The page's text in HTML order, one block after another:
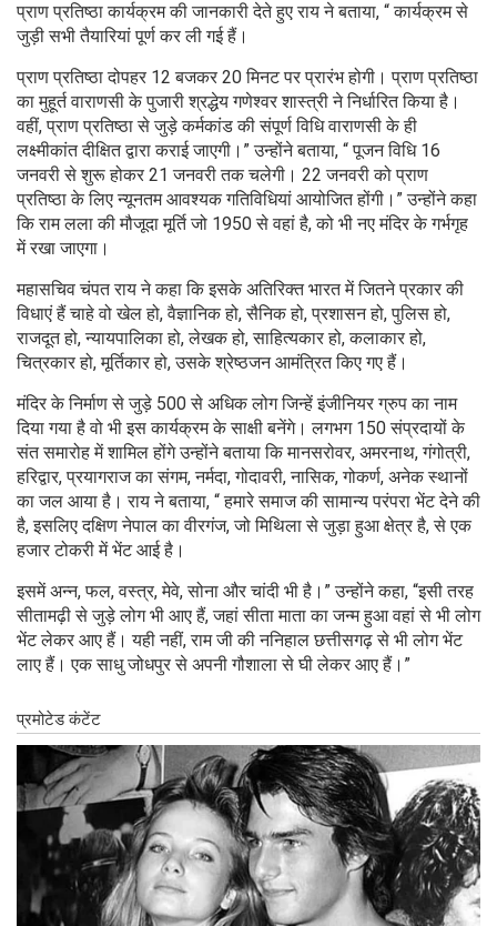
प्राण प्रतिष्ठा कार्यक्रम की जानकारी देते हुए राय ने बताया, “ कार्यक्रम से
जुड़ी सभी तैयारियां पूर्ण कर ली गई हैं।
प्राण प्रतिष्ठा दोपहर 12 बजकर 20 मिनट पर प्रारंभ होगी। प्राण प्रतिष्ठा
का मुहूर्त वाराणसी के पुजारी श्रद्धेय गणेश्वर शास्त्री ने निर्धारित किया है।
वहीं, प्राण प्रतिष्ठा से जुड़े कर्मकांड की संपूर्ण विधि वाराणसी के ही
लक्ष्मीकांत दीक्षित द्वारा कराई जाएगी।” उन्होंने बताया, “ पूजन विधि 16
जनवरी से शुरू होकर 21 जनवरी तक चलेगी। 22 जनवरी को प्राण
प्रतिष्ठा के लिए न्यूनतम आवश्यक गतिविधियां आयोजित होंगी।” उन्होंने कहा
कि राम लला की मौजूदा मूर्ति जो 1950 से वहां है, को भी नए मंदिर के गर्भगृह
में रखा जाएगा।
महासचिव चंपत राय ने कहा कि इसके अतिरिक्त भारत में जितने प्रकार की
विधाएं हैं चाहे वो खेल हो, वैज्ञानिक हो, सैनिक हो, प्रशासन हो, पुलिस हो,
राजदूत हो, न्यायपालिका हो, लेखक हो, साहित्यकार हो, कलाकार हो,
चित्रकार हो, मूर्तिकार हो, उसके श्रेष्ठजन आमंत्रित किए गए हैं।
मंदिर के निर्माण से जुड़े 500 से अधिक लोग जिन्हें इंजीनियर ग्रुप का नाम
दिया गया है वो भी इस कार्यक्रम के साक्षी बनेंगे। लगभग 150 संप्रदायों के
संत समारोह में शामिल होंगे उन्होंने बताया कि मानसरोवर, अमरनाथ, गंगोत्री,
हरिद्वार, प्रयागराज का संगम, नर्मदा, गोदावरी, नासिक, गोकर्ण, अनेक स्थानों
का जल आया है। राय ने बताया, “ हमारे समाज की सामान्य परंपरा भेंट देने की
है, इसलिए दक्षिण नेपाल का वीरगंज, जो मिथिला से जुड़ा हुआ क्षेत्र है, से एक
हजार टोकरी में भेंट आई है।
इसमें अन्न, फल, वस्त्र, मेवे, सोना और चांदी भी है।” उन्होंने कहा, “इसी तरह
सीतामढ़ी से जुड़े लोग भी आए हैं, जहां सीता माता का जन्म हुआ वहां से भी लोग
भेंट लेकर आए हैं। यही नहीं, राम जी की ननिहाल छत्तीसगढ़ से भी लोग भेंट
लाए हैं। एक साधु जोधपुर से अपनी गौशाला से घी लेकर आए हैं।”